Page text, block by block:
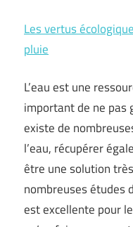
Les vertus
pluie
L’eau est une
important de ne pas
existe de
l’eau, récupérer
être une solution
nombreuses études
est excellente pour